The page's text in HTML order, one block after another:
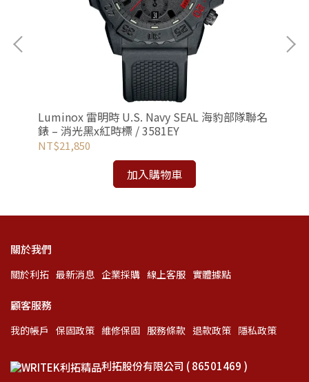
Luminox 雷明時 U.S. Navy SEAL 海豹部隊聯名
錶 – 消光黑x紅時標 / 3581EY
NT$21,850
加入購物車
關於我們
關於利拓 最新消息 企業採購 線上客服 實體據點
顧客服務
我的帳戶 保固政策 維修保固 服務條款 退款政策 隱私政策
利拓股份有限公司 ( 86501469 )